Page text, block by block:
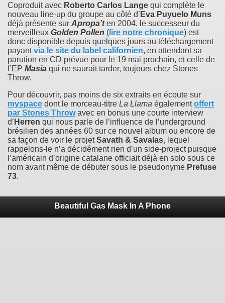
Coproduit avec Roberto Carlos Lange qui complète le
nouveau line-up du groupe au côté d’ Eva Puyuelo Muns
déjà présente sur Apropa’t en 2004, le successeur du
merveilleux Golden Pollen ( lire notre chronique) est
donc disponible depuis quelques jours au téléchargement
payantvia le site du label californien, en attendant sa
parution en CD prévue pour le 19 mai prochain, et celle de
l’EP Masia qui ne saurait tarder, toujours chez Stones
Throw.
Pour découvrir, pas moins de six extraits en écoute sur
myspace dont le morceau-titre La Llama égalementoffert
par Stones Throwavec en bonus une courte interview
d’ Herren qui nous parle de l’influence de l’underground
brésilien des années 60 sur ce nouvel album ou encore de
sa façon de voir le projetSavath & Savalas, lequel
rappelons-le n’a décidément rien d’un side-project puisque
l’américain d’origine catalane officiait déjà en solo sous ce
nom avant même de débuter sous le pseudonyme Prefuse
73.
Beautiful Gas Mask In A Phone